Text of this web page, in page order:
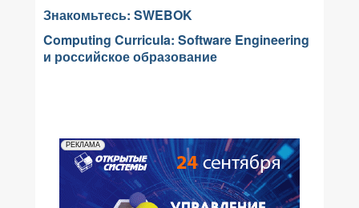
Знакомьтесь: SWEBOK
Computing Curricula: Software Engineering
и российское образование
РЕКЛАМА